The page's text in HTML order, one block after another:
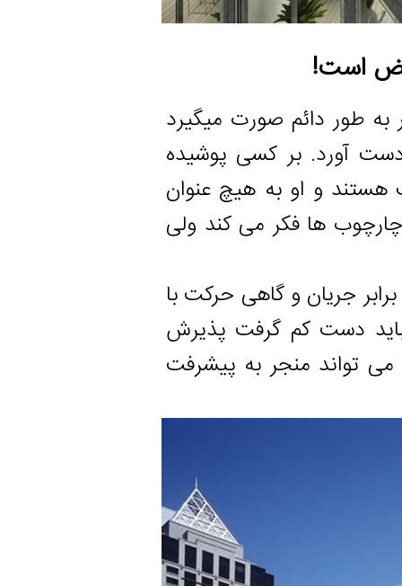
دائم صورت میگیرد
بر کسی پوشیده
و او به هیچ عنوان
ها فکر می کند ولی
و گاهی حرکت با
دست کم گرفت پذیرش
منجر به پیشرفت